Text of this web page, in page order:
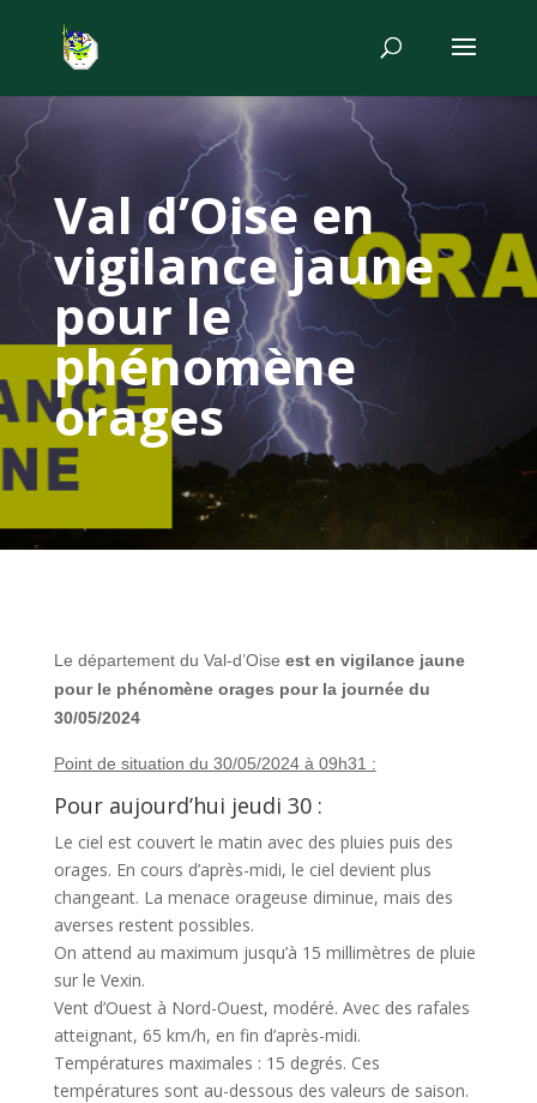
Val d’Oise en
vigilance jaune
pour le
phénomène
orages
Le département du Val-d’Oise est en vigilance jaune
pour le phénomène orages pour la journée du
30/05/2024
Point de situation du 30/05/2024 à 09h31 :
Pour aujourd’hui jeudi 30 :
Le ciel est couvert le matin avec des pluies puis des
orages. En cours d’après-midi, le ciel devient plus
changeant. La menace orageuse diminue, mais des
averses restent possibles.
On attend au maximum jusqu’à 15 millimètres de pluie
sur le Vexin.
Vent d’Ouest à Nord-Ouest, modéré. Avec des rafales
atteignant, 65 km/h, en fin d’après-midi.
Températures maximales : 15 degrés. Ces
températures sont au-dessous des valeurs de saison.